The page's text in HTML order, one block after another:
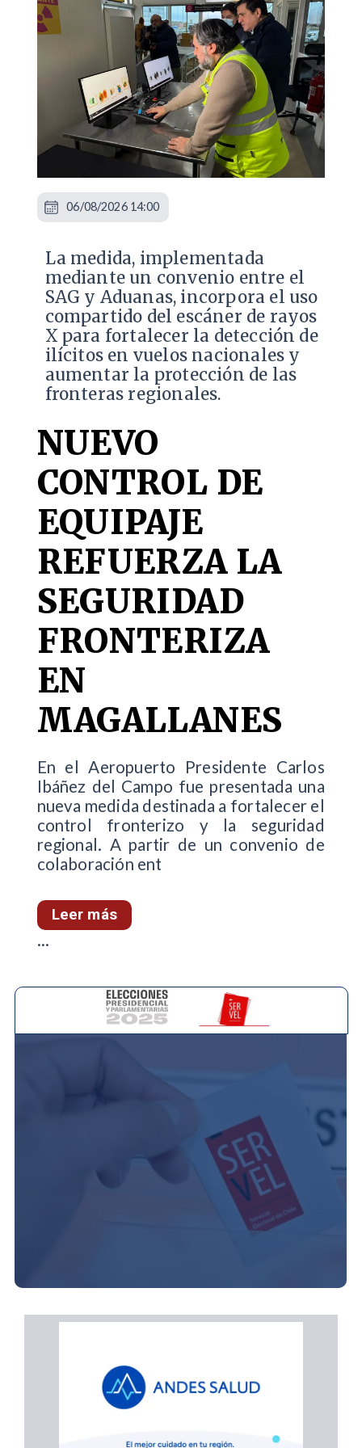
La medida, implementada
mediante un convenio entre el
SAG y Aduanas, incorpora el uso
compartido del escáner de rayos
X para fortalecer la detección de
ilícitos en vuelos nacionales y
aumentar la protección de las
fronteras regionales.
NUEVO
CONTROL DE
EQUIPAJE
REFUERZA LA
SEGURIDAD
FRONTERIZA
EN
MAGALLANES
En el Aeropuerto Presidente Carlos
Ibáñez del Campo fue presentada una
nueva medida destinada a fortalecer el
control fronterizo y la seguridad
regional. A partir de un convenio de
colaboración ent
Leer más
06/08/2026 14:00
...